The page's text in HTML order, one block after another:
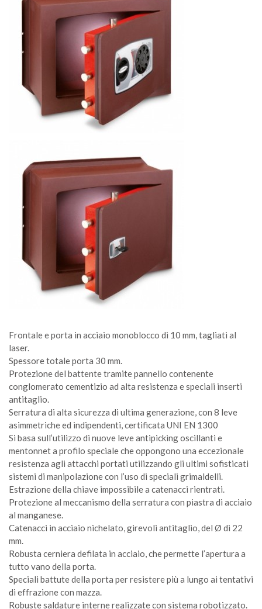
Frontale e porta in acciaio monoblocco di 10 mm, tagliati al
laser.
Spessore totale porta 30 mm.
Protezione del battente tramite pannello contenente
conglomerato cementizio ad alta resistenza e speciali inserti
antitaglio.
Serratura di alta sicurezza di ultima generazione, con 8 leve
asimmetriche ed indipendenti, certificata UNI EN 1300
Si basa sull’utilizzo di nuove leve antipicking oscillanti e
mentonnet a profilo speciale che oppongono una eccezionale
resistenza agli attacchi portati utilizzando gli ultimi sofisticati
sistemi di manipolazione con l’uso di speciali grimaldelli.
Estrazione della chiave impossibile a catenacci rientrati.
Protezione al meccanismo della serratura con piastra di acciaio
al manganese.
Catenacci in acciaio nichelato, girevoli antitaglio, del Ø di 22
mm.
Robusta cerniera defilata in acciaio, che permette l’apertura a
tutto vano della porta.
Speciali battute della porta per resistere più a lungo ai tentativi
di effrazione con mazza.
Robuste saldature interne realizzate con sistema robotizzato.